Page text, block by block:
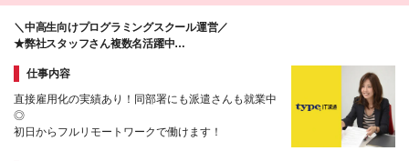
＼中高生向けプログラミングスクール運営／
★弊社スタッフさん複数名活躍中
仕事内容
直接雇用化の実績あり！同部署にも派遣さんも就業中
◎
初日からフルリモートワークで働けます！